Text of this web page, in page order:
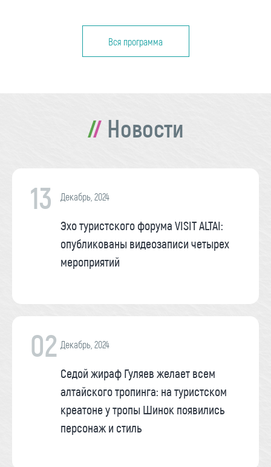
Вся программа
Новости
13 Декабрь, 2024
Эхо туристского форума VISIT ALTAI:
опубликованы видеозаписи четырех
мероприятий
02 Декабрь, 2024
Седой жираф Гуляев желает всем
алтайского тропинга: на туристском
креатоне у тропы Шинок появились
персонаж и стиль